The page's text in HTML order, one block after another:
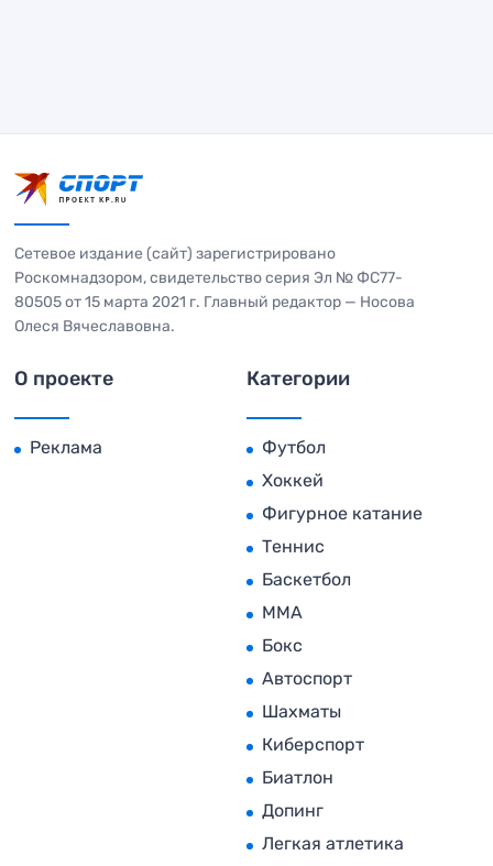
Сетевое издание (сайт) зарегистрировано
Роскомнадзором, свидетельство серия Эл № ФС77-
80505 от 15 марта 2021 г. Главный редактор — Носова
Олеся Вячеславовна.
О проекте
Реклама
Категории
Футбол
Хоккей
Фигурное катание
Теннис
Баскетбол
MMA
Бокс
Автоспорт
Шахматы
Киберспорт
Биатлон
Допинг
Легкая атлетика